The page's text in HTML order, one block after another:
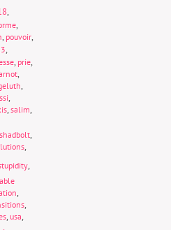
,
,
, pouvoir,
,
, prie,
,
,
,
, salim,
shadbolt,
,
,
,
,
, usa,